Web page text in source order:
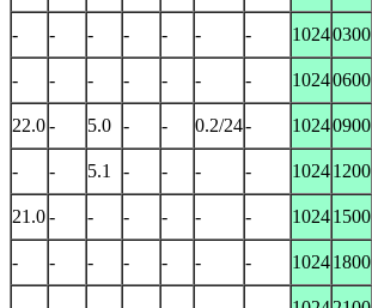
- - - - - - - 10240300
- - - - - - - 10240600
22.0- 5.0 - - 0.2/24- 10240900
- - 5.1 - - - - 10241200
21.0- - - - - - 10241500
- - - - - - - 10241800